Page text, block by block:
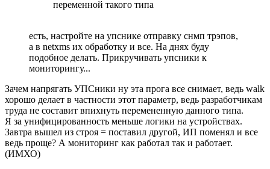
переменной такого типа
есть, настройте на упснике отправку снмп трэпов,
а в netxms их обработку и все. На днях буду
подобное делать. Прикручивать упсники к
мониторингу...
Зачем напрягать УПСники ну эта прога все снимает, ведь walk
хорошо делает в частности этот параметр, ведь разработчикам
труда не составит впихнуть перемененную данного типа.
Я за унифицированность меньше логики на устройствах.
Завтра вышел из строя = поставил другой, ИП поменял и все
ведь проще? А мониторинг как работал так и работает.
(ИМХО)